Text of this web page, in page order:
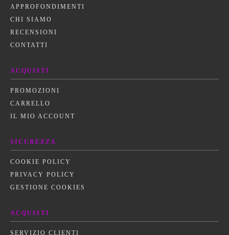
APPROFONDIMENTI
CHI SIAMO
RECENSIONI
CONTATTI
ACQUISTI
PROMOZIONI
CARRELLO
IL MIO ACCOUNT
SICUREZZA
COOKIE POLICY
PRIVACY POLICY
GESTIONE COOKIES
ACQUISTI
SERVIZIO CLIENTI